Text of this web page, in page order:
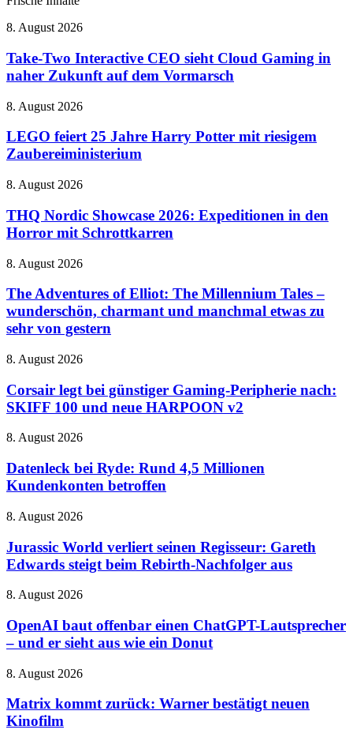
Take-
Interactive
CEO
sieht
Gaming
naher
Zukunft
dem
8. August 2026
Take-Two Interactive CEO sieht Cloud Gaming in
naher Zukunft auf dem Vormarsch
LEGO
25
Jahre
Harry
mit
Zaubereiministerium
8. August 2026
LEGO feiert 25 Jahre Harry Potter mit riesigem
Zaubereiministerium
THQ
Showcase
2026:
Expeditionen
den
mit
Schrottkarren
8. August 2026
THQ Nordic Showcase 2026: Expeditionen in den
Horror mit Schrottkarren
The
of
The
Millennium
–
charmant
und
etwas
sehr
von
gestern
8. August 2026
The Adventures of Elliot: The Millennium Tales –
wunderschön, charmant und manchmal etwas zu
sehr von gestern
Corsair
bei
günstiger
Gaming-
nach:
100
und
HARPOON
8. August 2026
Corsair legt bei günstiger Gaming-Peripherie nach:
SKIFF 100 und neue HARPOON v2
Datenleck
Ryde:
Rund
4,5
Kundenkonten
8. August 2026
Datenleck bei Ryde: Rund 4,5 Millionen
Kundenkonten betroffen
Jurassic
verliert
seinen
Regisseur:
Edwards
beim
Rebirth-
aus
8. August 2026
Jurassic World verliert seinen Regisseur: Gareth
Edwards steigt beim Rebirth-Nachfolger aus
OpenAI
offenbar
einen
ChatGPT-
–
er
sieht
8. August 2026
OpenAI baut offenbar einen ChatGPT-Lautsprecher
– und er sieht aus wie ein Donut
Matrix
zurück:
Warner
bestätigt
8. August 2026
Matrix kommt zurück: Warner bestätigt neuen
Kinofilm